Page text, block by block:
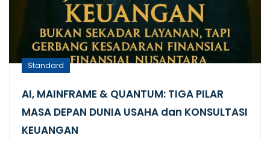
Standard
AI, MAINFRAME & QUANTUM: TIGA PILAR
MASA DEPAN DUNIA USAHA dan KONSULTASI
KEUANGAN